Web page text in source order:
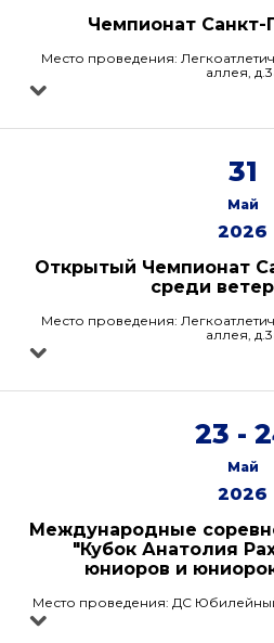
Чемпионат Санкт-
Место проведения:
аллея,
31
Май
2026
Открытый Чемпионат
среди
Место проведения:
аллея,
23 -
Май
2026
Международные
"Кубок Анатолия
юниоров и
Место проведения: ДС